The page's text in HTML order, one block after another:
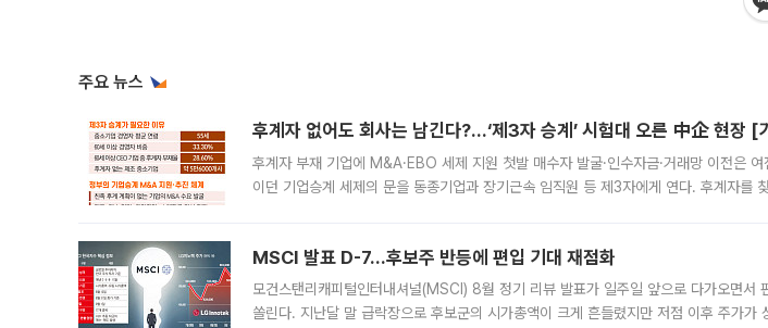
주요 뉴스
후계자 없어도 회사는 남긴다?…‘제3자 승계’ 시험대 오른 中企 현장 [
후계자 부재 기업에 M&A·EBO 세제 지원 첫발 매수자 발굴·인수자금·거래망 이전은
이던 기업승계 세제의 문을 동종기업과 장기근속 임직원 등 제3자에게 연다. 후계자를
MSCI 발표 D-7…후보주 반등에 편입 기대 재점화
모건스탠리캐피털인터내셔널(MSCI) 8월 정기 리뷰 발표가 일주일 앞으로 다가오면서
쏠린다. 지난달 말 급락장으로 후보군의 시가총액이 크게 흔들렸지만 저점 이후 주가가